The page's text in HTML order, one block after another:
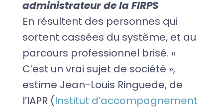
administrateur de la FIRPS
En résultent des personnes qui
sortent cassées du système, et au
parcours professionnel brisé. «
C’est un vrai sujet de société »,
estime Jean-Louis Ringuede, de
l’IAPR (Institut d’accompagnement